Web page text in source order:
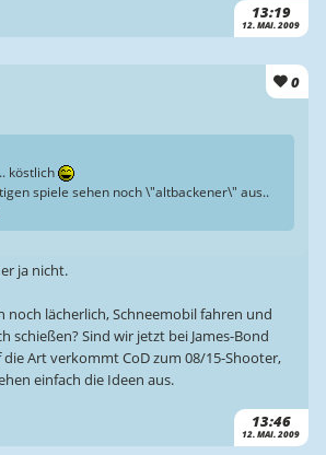
13:19
12. MAI. 2009
0
13:46
12. MAI. 2009
köstlich
spiele sehen noch \"altbackener\" aus..
ja nicht.
noch lächerlich, Schneemobil fahren und
schießen? Sind wir jetzt bei James-Bond
die Art verkommt CoD zum 08/15-Shooter,
einfach die Ideen aus.